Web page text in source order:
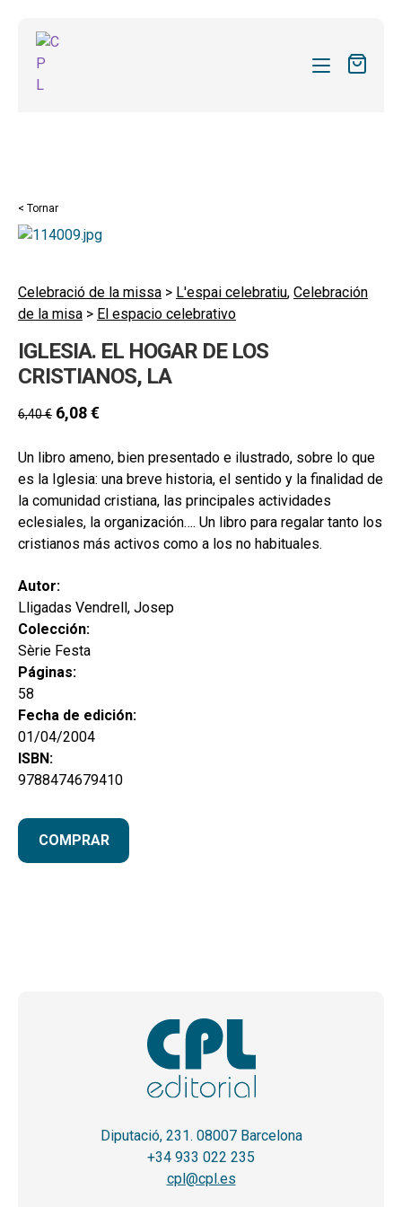
REVISTES
FORMES
el
ACTUALITAT
BLOG
CONTACTE
EL MEU COMPTE
CERCAR
CAT
ESP
< Tornar
Celebració de la missa > L'espai celebratiu, Celebración
de la misa > El espacio celebrativo
IGLESIA. EL HOGAR DE LOS
CRISTIANOS, LA
6,40€ 6,08€
Un libro ameno, bien presentado e ilustrado, sobre lo que
es la Iglesia: una breve historia, el sentido y la finalidad de
la comunidad cristiana, las principales actividades
eclesiales, la organización…. Un libro para regalar tanto los
cristianos más activos como a los no habituales.
Autor:
Lligadas Vendrell, Josep
Colección:
Sèrie Festa
Páginas:
58
Fecha de edición:
01/04/2004
ISBN:
9788474679410
COMPRAR
Diputació, 231. 08007 Barcelona
+34 933 022 235
cpl@cpl.es